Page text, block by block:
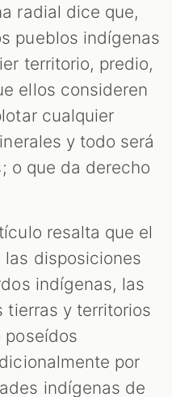
radial dice que,
pueblos indígenas
territorio, predio,
ellos consideren
cualquier
y todo será
o que da derecho
resalta que el
disposiciones
indígenas, las
tierras y territorios
poseídos
por
indígenas de